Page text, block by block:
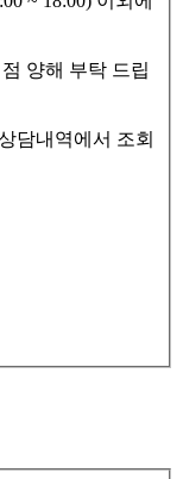
양해 부탁 드립
담내역에서 조회